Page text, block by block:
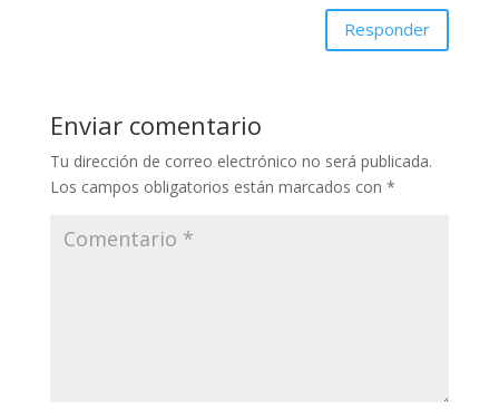
Responder
Enviar comentario
Tu dirección de correo electrónico no será publicada.
Los campos obligatorios están marcados con *